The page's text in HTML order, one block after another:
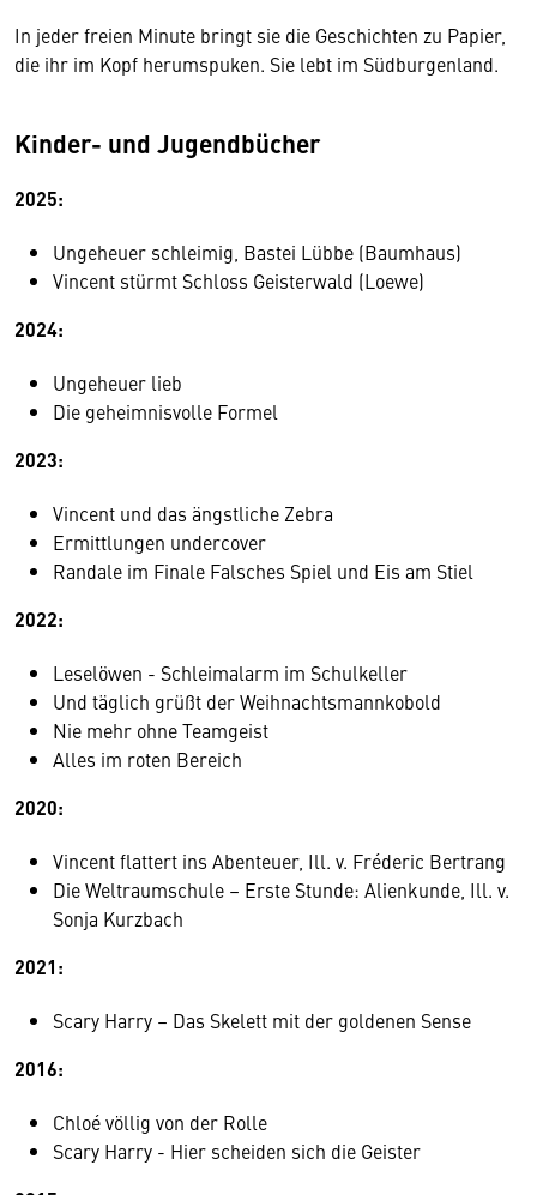
In jeder freien Minute bringt sie die Geschichten zu Papier,
die ihr im Kopf herumspuken. Sie lebt im Südburgenland.
Kinder- und Jugendbücher
2025:
Ungeheuer schleimig, Bastei Lübbe (Baumhaus)
Vincent stürmt Schloss Geisterwald (Loewe)
2024:
Ungeheuer lieb
Die geheimnisvolle Formel
2023:
Vincent und das ängstliche Zebra
Ermittlungen undercover
Randale im Finale Falsches Spiel und Eis am Stiel
2022:
Leselöwen - Schleimalarm im Schulkeller
Und täglich grüßt der Weihnachtsmannkobold
Nie mehr ohne Teamgeist
Alles im roten Bereich
2020:
Vincent flattert ins Abenteuer, Ill. v. Fréderic Bertrang
Die Weltraumschule – Erste Stunde: Alienkunde, Ill. v.
Sonja Kurzbach
2021:
Scary Harry – Das Skelett mit der goldenen Sense
2016:
Chloé völlig von der Rolle
Scary Harry - Hier scheiden sich die Geister